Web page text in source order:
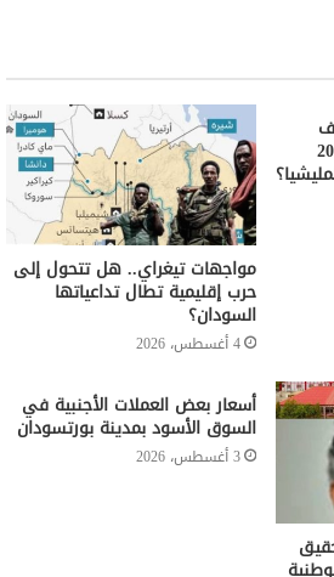
تسليح الإمارات.. هل ينجح 20
مواجهات تيغراي.. هل تتحول إلى
حرب إقليمية تطال تداعياتها
السودان؟
4 أغسطس، 2026
أسعار بعض العملات الأجنبية في
السوق الأسود بمدينة بورتسودان
3 أغسطس، 2026